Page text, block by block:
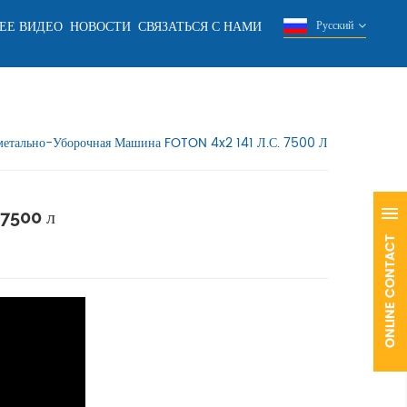
ВИДЕО НОВОСТИ СВЯЗАТЬСЯ С НАМИ Русский
Уборочная Машина FOTON 4x2 141 Л.с. 7500 Л
л